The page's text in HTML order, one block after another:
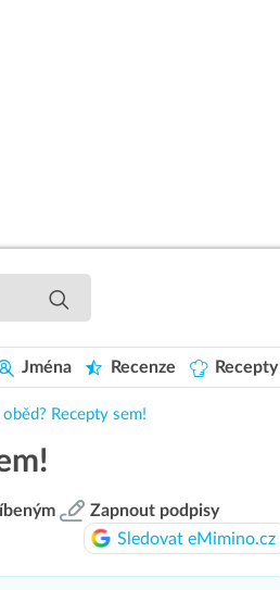
Jména Recenze Recepty
Recepty sem!
Zapnout podpisy
Sledovat eMimino.cz